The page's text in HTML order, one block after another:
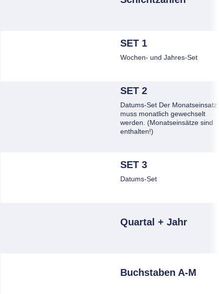
SET 1
Wochen- und Jahres-Set
SET 2
Datums-Set Der Monatseinsatz
muss monatlich gewechselt
werden. (Monatseinsätze sind
enthalten!)
SET 3
Datums-Set
Quartal + Jahr
Buchstaben A-M